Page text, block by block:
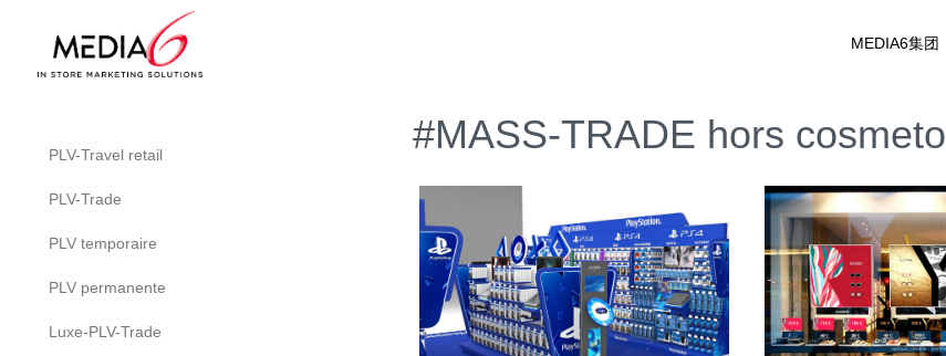
MEDIA6集团
PLV-Travel retail
PLV-Trade
PLV temporaire
PLV permanente
Luxe-PLV-Trade
#MASS-TRADE hors cosmeto